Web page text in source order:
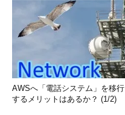
AWSへ「電話システム」を移行
するメリットはあるか？ (1/2)